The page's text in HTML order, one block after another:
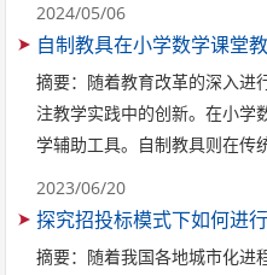
2024/05/06
自制教具在小学数学课堂
摘要：随着教育改革的深入进
注教学实践中的创新。在小学
学辅助工具。自制教具则在
2023/06/20
探究招投标模式下如何进
摘要：随着我国各地城市化进